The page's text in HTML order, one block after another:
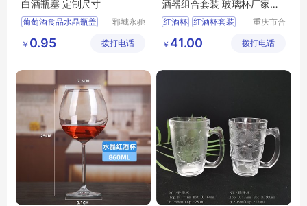
白酒瓶塞 定制尺寸
葡萄酒食品水晶瓶盖
郓城永驰
公司
￥ 0.95 拨打电话
酒器组合套装 玻璃杯厂家直
供
红酒杯 红酒杯套装
重庆市合
玻璃制品
￥ 41.00 拨打电话